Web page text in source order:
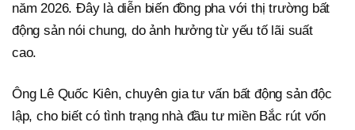
năm 2026. Đây là diễn biến đồng pha với thị trường bất
động sản nói chung, do ảnh hưởng từ yếu tố lãi suất
cao.
Ông Lê Quốc Kiên, chuyên gia tư vấn bất động sản độc
lập, cho biết có tình trạng nhà đầu tư miền Bắc rút vốn